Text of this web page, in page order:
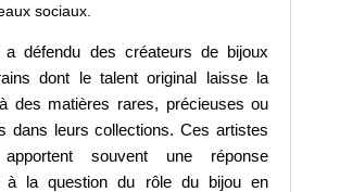
sociaux.
a défendu des créateurs de bijoux
dont le talent original laisse la
des matières rares, précieuses ou
dans leurs collections.Ces artistes
apportent souvent une réponse
à la question du rôle du bijou en